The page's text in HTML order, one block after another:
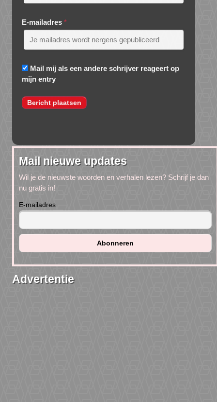
E-mailadres *
Mail mij als een andere schrijver reageert op
mijn entry
Mail nieuwe updates
Wil je de nieuwste woorden en verhalen lezen? Schrijf je dan
nu gratis in!
E-mailadres
Advertentie